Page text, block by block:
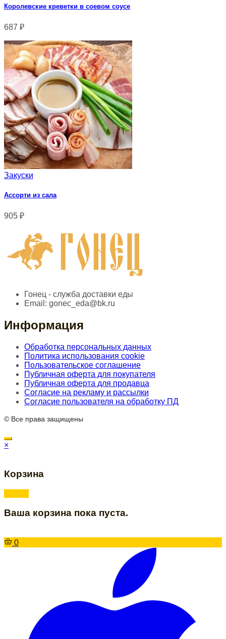
Королевские креветки в соевом соусе
687 ₽
Закуски
Ассорти из сала
905 ₽
Гонец - служба доставки еды
Email: gonec_eda@bk.ru
Информация
Обработка персональных данных
Политика использования cookie
Пользовательское соглашение
Публичная оферта для покупателя
Публичная оферта для продавца
Согласие на рекламу и рассылки
Согласие пользователя на обработку ПД
© Все права защищены
×
Корзина
Ваша корзина пока пуста.
0